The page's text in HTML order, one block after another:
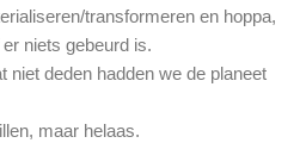
transformeren en hoppa,
niets gebeurd is.
niet deden hadden we de planeet
maar helaas.